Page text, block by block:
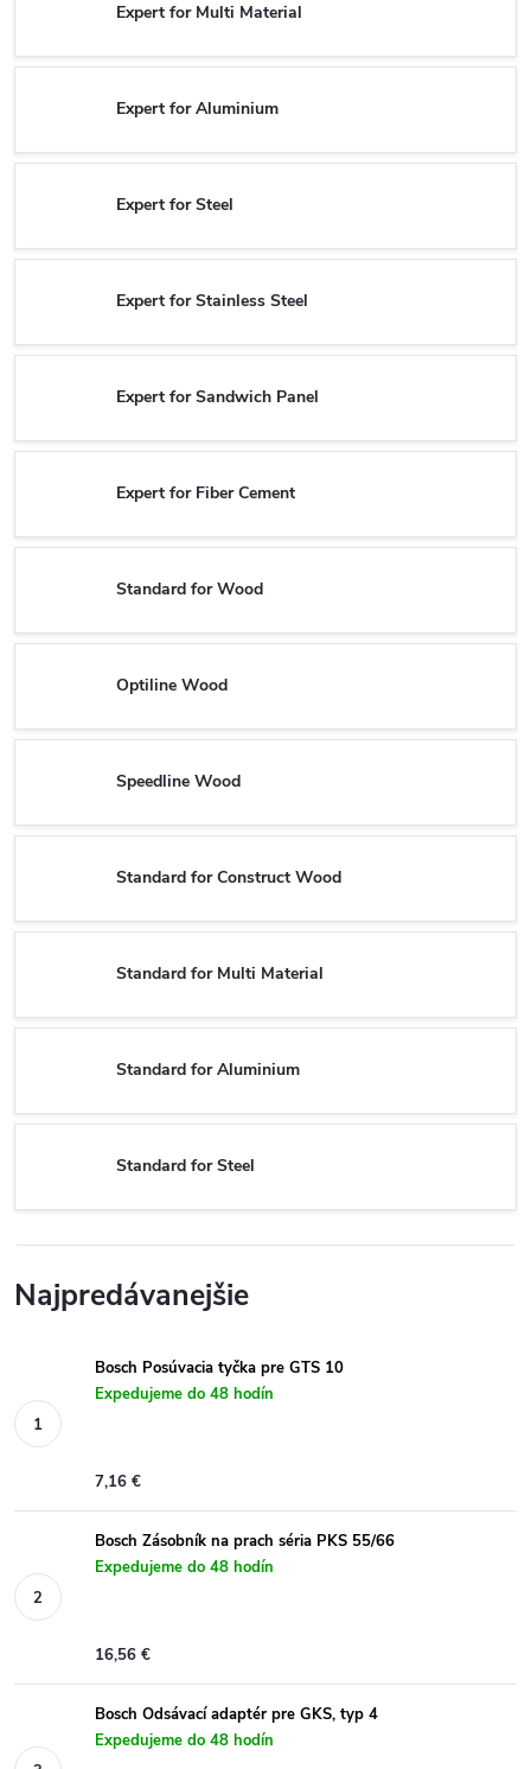
Expert for Multi Material
Expert for Aluminium
Expert for Steel
Expert for Stainless Steel
Expert for Sandwich Panel
Expert for Fiber Cement
Standard for Wood
Optiline Wood
Speedline Wood
Standard for Construct Wood
Standard for Multi Material
Standard for Aluminium
Standard for Steel
Najpredávanejšie
Bosch Posúvacia tyčka pre GTS 10
Expedujeme do 48 hodín
7,16 €
Bosch Zásobník na prach séria PKS 55/66
Expedujeme do 48 hodín
16,56 €
Bosch Odsávací adaptér pre GKS, typ 4
Expedujeme do 48 hodín